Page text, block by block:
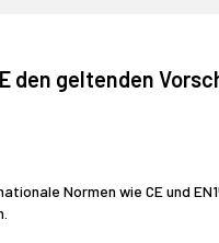
den geltenden
Normen wie CE und